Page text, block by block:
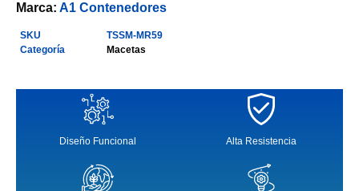
Marca: A1 Contenedores
SKU
TSSM-MR59
Categoría
Macetas
Diseño Funcional Alta Resistencia